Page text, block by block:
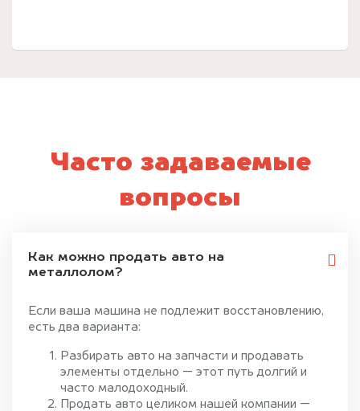
Часто задаваемые
вопросы
Как можно продать авто на
металлолом?
Если ваша машина не подлежит восстановлению,
есть два варианта:
Разбирать авто на запчасти и продавать
элементы отдельно — этот путь долгий и
часто малодоходный.
Продать авто целиком нашей компании —